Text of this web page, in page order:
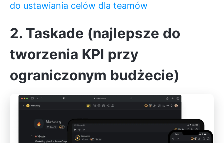
do ustawiania celów dla teamów
2. Taskade (najlepsze do
tworzenia KPI przy
ograniczonym budżecie)